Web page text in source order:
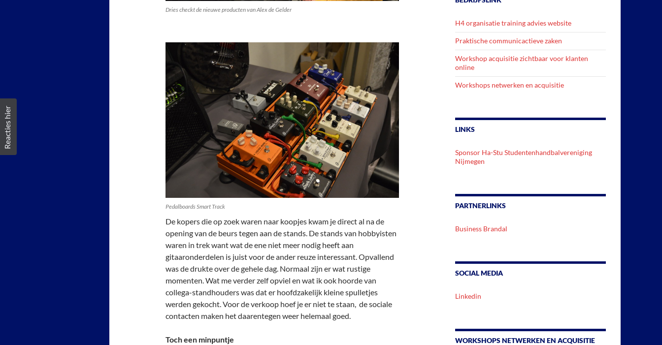
Dries checkt de nieuwe producten van Alex de Gelder
Pedalboards Smart Track
De kopers die op zoek waren naar koopjes kwam je direct al na de
opening van de beurs tegen aan de stands. De stands van hobbyisten
waren in trek want wat de ene niet meer nodig heeft aan
gitaaronderdelen is juist voor de ander reuze interessant. Opvallend
was de drukte over de gehele dag. Normaal zijn er wat rustige
momenten. Wat me verder zelf opviel en wat ik ook hoorde van
collega-standhouders was dat er hoofdzakelijk kleine spulletjes
werden gekocht. Voor de verkoop hoef je er niet te staan, de sociale
contacten maken het daarentegen weer helemaal goed.
Toch een minpuntje
H4 organisatie training advies website
Praktische communicactieve zaken
Workshop acquisitie zichtbaar voor klanten
online
Workshops netwerken en acquisitie
LINKS
Sponsor Ha-Stu Studentenhandbalvereniging
Nijmegen
PARTNERLINKS
Business Brandal
SOCIAL MEDIA
Linkedin
WORKSHOPS NETWERKEN EN ACQUISITIE
Reacties hier